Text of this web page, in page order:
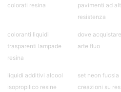
Stampi silicone per
sapone Stampi silicone
candele silicone Stampi
Come fare candele con
in silicone per candele
Stampi sapone silicone
saponette Stampi in
colorati resina
pavimenti ad
resistenza
coloranti liquidi
trasparenti lampade
resina
dove
arte fluo
liquidi additivi alcool
isopropilico resine
set neon fucsia
creazioni su